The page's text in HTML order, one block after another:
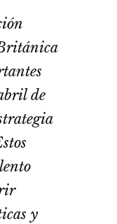
de
y